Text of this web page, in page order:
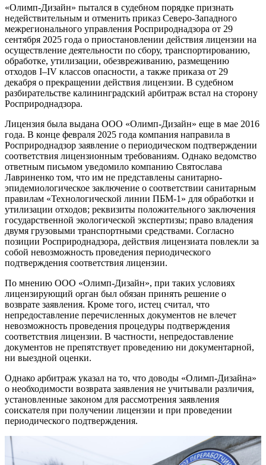
«Олимп-Дизайн» пытался в судебном порядке признать
недействительным и отменить приказ Северо-Западного
межрегионального управления Росприроднадзора от 29
сентября 2025 года о приостановлении действия лицензии на
осуществление деятельности по сбору, транспортированию,
обработке, утилизации, обезвреживанию, размещению
отходов I–IV классов опасности, а также приказа от 29
декабря о прекращении действия лицензии. В судебном
разбирательстве калининградский арбитраж встал на сторону
Росприроднадзора.
Лицензия была выдана ООО «Олимп-Дизайн» еще в мае 2016
года. В конце февраля 2025 года компания направила в
Росприроднадзор заявление о периодическом подтверждении
соответствия лицензионным требованиям. Однако ведомство
ответным письмом уведомило компанию Святослава
Лавриненко том, что им не представлены санитарно-
эпидемиологическое заключение о соответствии санитарным
правилам «Технологической линии ПБМ-1» для обработки и
утилизации отходов; реквизиты положительного заключения
государственной экологической экспертизы; право владения
двумя грузовыми транспортными средствами. Согласно
позиции Росприроднадзора, действия лицензиата повлекли за
собой невозможность проведения периодического
подтверждения соответствия лицензии.
По мнению ООО «Олимп-Дизайн», при таких условиях
лицензирующий орган был обязан принять решение о
возврате заявления. Кроме того, истец считал, что
непредоставление перечисленных документов не влечет
невозможность проведения процедуры подтверждения
соответствия лицензии. В частности, непредоставление
документов не препятствует проведению ни документарной,
ни выездной оценки.
Однако арбитраж указал на то, что доводы «Олимп-Дизайна»
о необходимости возврата заявления не учитывали различия,
установленные законом для рассмотрения заявления
соискателя при получении лицензии и при проведении
периодического подтверждения.